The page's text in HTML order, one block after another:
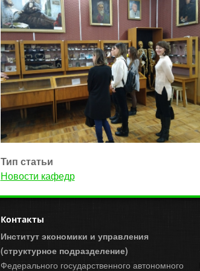
Тип статьи
Новости кафедр
Контакты
Институт экономики и управления
(структурное подразделение)
Федерального государственного автономного